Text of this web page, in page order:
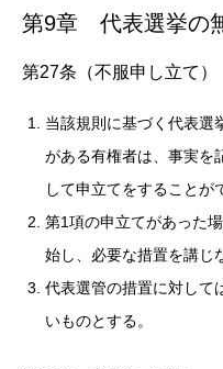
第9章 代表選挙の
第27条（不服申し立て）
当該規則に基づく代表選
がある有権者は、事実を
して申立てをすることが
第1項の申立てがあった
始し、必要な措置を講じ
代表選管の措置に対して
いものとする。